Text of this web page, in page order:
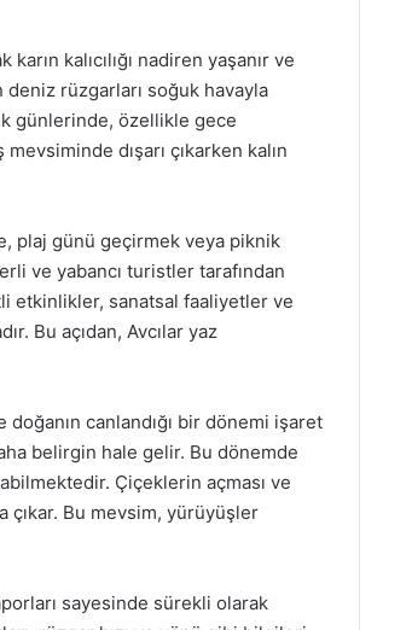
kalıcılığı nadiren yaşanır ve
deniz rüzgarları soğuk havayla
günlerinde, özellikle gece
dışarı çıkarken kalın
plaj günü geçirmek veya piknik
ve yabancı turistler tarafından
etkinlikler, sanatsal faaliyetler ve
Bu açıdan, Avcılar yaz
doğanın canlandığı bir dönemi işaret
belirgin hale gelir. Bu dönemde
Çiçeklerin açması ve
Bu mevsim, yürüyüşler
sayesinde sürekli olarak